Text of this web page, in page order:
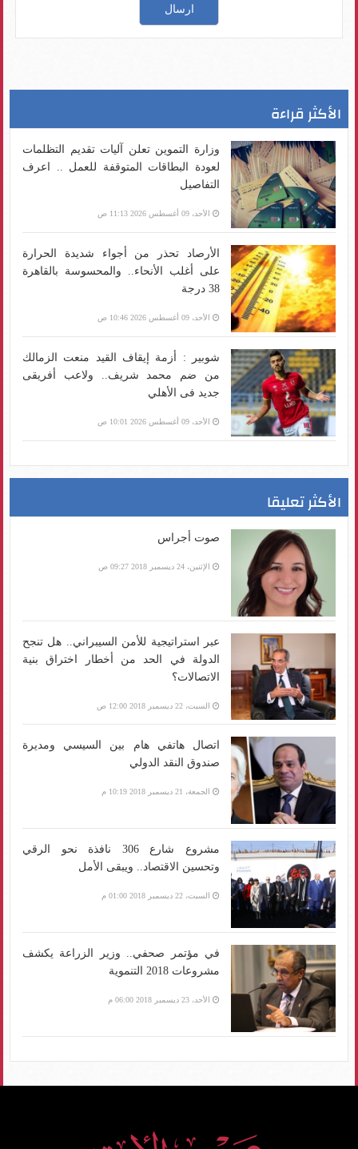
الأكثر قراءة
وزارة التموين تعلن آليات تقديم التظلمات
لعودة البطاقات المتوقفة للعمل .. اعرف
التفاصيل
الأحد، 09 أغسطس 2026 11:13 ص
الأرصاد تحذر من أجواء شديدة الحرارة
على أغلب الأنحاء.. والمحسوسة بالقاهرة
38 درجة
الأحد، 09 أغسطس 2026 10:46 ص
شوبير : أزمة إيقاف القيد منعت الزمالك
من ضم محمد شريف.. ولاعب أفريقى
جديد فى الأهلي
الأحد، 09 أغسطس 2026 10:01 ص
الأكثر تعليقا
صوت أجراس
الإثنين، 24 ديسمبر 2018 09:27 ص
عبر استراتيجية للأمن السيبراني.. هل تنجح
الدولة في الحد من أخطار اختراق بنية
الاتصالات؟
السبت، 22 ديسمبر 2018 12:00 ص
اتصال هاتفي هام بين السيسي ومديرة
صندوق النقد الدولي
الجمعة، 21 ديسمبر 2018 10:19 م
مشروع شارع 306 نافذة نحو الرقي
وتحسين الاقتصاد.. ويبقى الأمل
السبت، 22 ديسمبر 2018 01:00 م
في مؤتمر صحفي.. وزير الزراعة يكشف
مشروعات 2018 التنموية
الأحد، 23 ديسمبر 2018 06:00 م